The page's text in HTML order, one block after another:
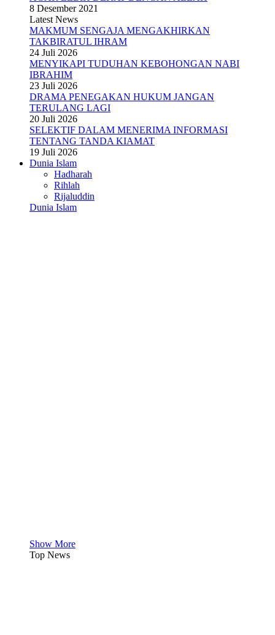
8 Desember 2021
Latest News
MAKMUM SENGAJA MENGAKHIRKAN
TAKBIRATUL IHRAM
24 Juli 2026
MENYIKAPI TUDUHAN KEBOHONGAN NABI
IBRAHIM
23 Juli 2026
DRAMA PENEGAKAN HUKUM JANGAN
TERULANG LAGI
20 Juli 2026
SELEKTIF DALAM MENERIMA INFORMASI
TENTANG TANDA KIAMAT
19 Juli 2026
Dunia Islam
Hadharah
Rihlah
Rijaluddin
Dunia Islam
Show More
Top News